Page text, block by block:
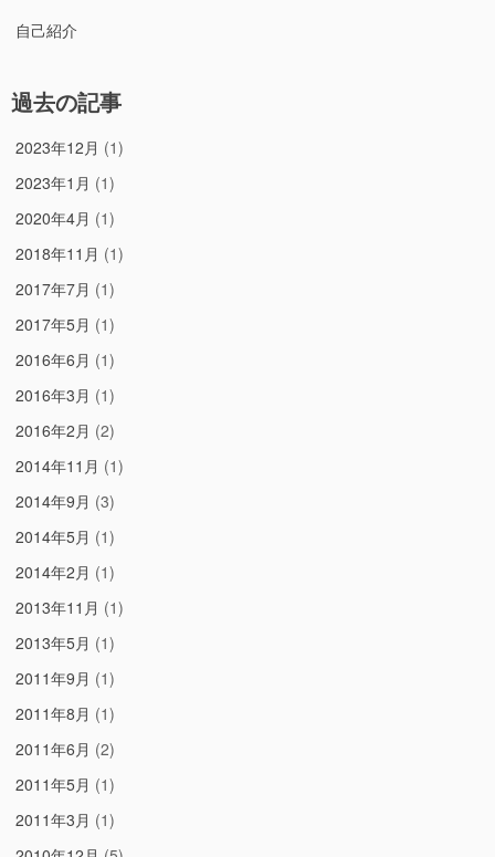
自己紹介
過去の記事
2023年12月 (1)
2023年1月 (1)
2020年4月 (1)
2018年11月 (1)
2017年7月 (1)
2017年5月 (1)
2016年6月 (1)
2016年3月 (1)
2016年2月 (2)
2014年11月 (1)
2014年9月 (3)
2014年5月 (1)
2014年2月 (1)
2013年11月 (1)
2013年5月 (1)
2011年9月 (1)
2011年8月 (1)
2011年6月 (2)
2011年5月 (1)
2011年3月 (1)